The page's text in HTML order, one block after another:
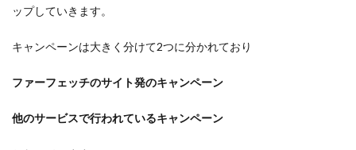
ップしていきます。
キャンペーンは大きく分けて2つに分かれており
ファーフェッチのサイト発のキャンペーン
他のサービスで行われているキャンペーン